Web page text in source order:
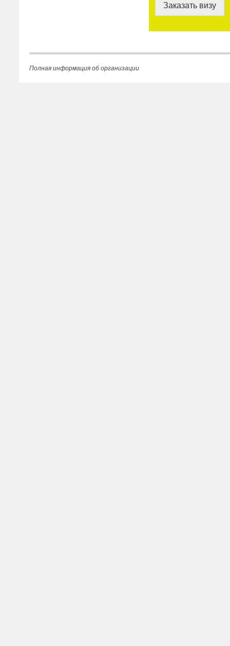
Заказать визу
Полная информация об организации